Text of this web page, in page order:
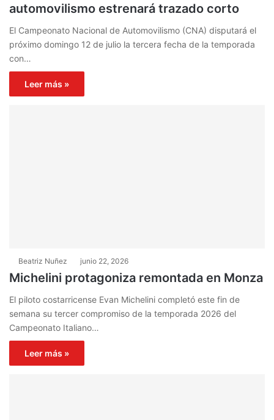
automovilismo estrenará trazado corto
El Campeonato Nacional de Automovilismo (CNA) disputará el
próximo domingo 12 de julio la tercera fecha de la temporada
con…
Leer más »
Beatriz Nuñez junio 22, 2026
Michelini protagoniza remontada en Monza
El piloto costarricense Evan Michelini completó este fin de
semana su tercer compromiso de la temporada 2026 del
Campeonato Italiano…
Leer más »